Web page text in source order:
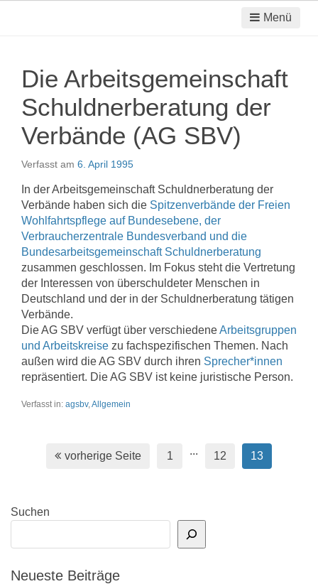
Menü
Die Arbeitsgemeinschaft
Schuldnerberatung der
Verbände (AG SBV)
Verfasst am 6. April 1995
In der Arbeitsgemeinschaft Schuldnerberatung der
Verbände haben sich die Spitzenverbände der Freien
Wohlfahrtspflege auf Bundesebene, der
Verbraucherzentrale Bundesverband und die
Bundesarbeitsgemeinschaft Schuldnerberatung
zusammen geschlossen. Im Fokus steht die Vertretung
der Interessen von überschuldeter Menschen in
Deutschland und der in der Schuldnerberatung tätigen
Verbände.
Die AG SBV verfügt über verschiedeneArbeitsgruppen
und Arbeitskreise zu fachspezifischen Themen. Nach
außen wird die AG SBV durch ihren Sprecher*innen
repräsentiert. Die AG SBV ist keine juristische Person.
Verfasst in: agsbv,Allgemein
vorherige Seite 1 ... 12 13
Suchen
Neueste Beiträge